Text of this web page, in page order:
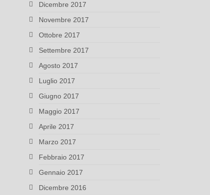
Dicembre 2017
Novembre 2017
Ottobre 2017
Settembre 2017
Agosto 2017
Luglio 2017
Giugno 2017
Maggio 2017
Aprile 2017
Marzo 2017
Febbraio 2017
Gennaio 2017
Dicembre 2016